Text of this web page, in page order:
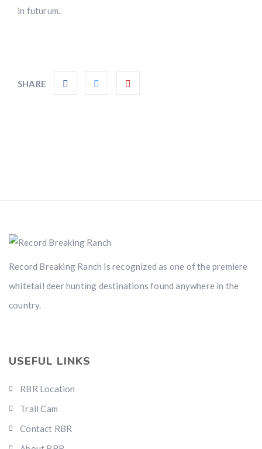
in futurum.
SHARE
Record Breaking Ranch is recognized as one of the premiere
whitetail deer hunting destinations found anywhere in the
country.
USEFUL LINKS
RBR Location
Trail Cam
Contact RBR